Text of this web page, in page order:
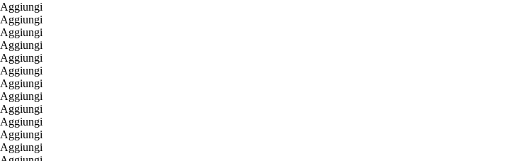
Aggiungi
Aggiungi
Aggiungi
Aggiungi
Aggiungi
Aggiungi
Aggiungi
Aggiungi
Aggiungi
Aggiungi
Aggiungi
Aggiungi